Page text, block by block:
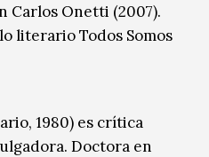
Carlos Onetti (2007).
literario Todos Somos
1980) es crítica
Doctora en